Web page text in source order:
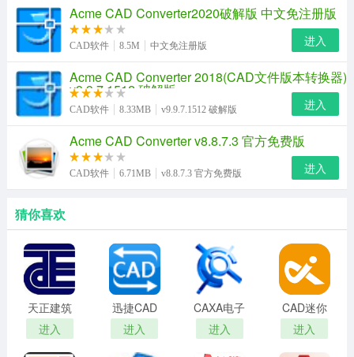
Acme CAD Converter2020破解版 中文免注册版
CAD软件 8.5M 中文免注册版 进入
Acme CAD Converter 2018(CAD文件版本转换器)
v9.9.7.1512 破解版
CAD软件 8.33MB v9.9.7.1512 破解版 进入
Acme CAD Converter v8.8.7.3 官方免费版
CAD软件 6.71MB v8.8.7.3 官方免费版 进入
猜你喜欢
天正建筑
2013
32&64位
进入
迅捷CAD
转换器
进入
CAXA电子
图版(含破
解补丁)
进入
CAD迷你
编辑器
进入